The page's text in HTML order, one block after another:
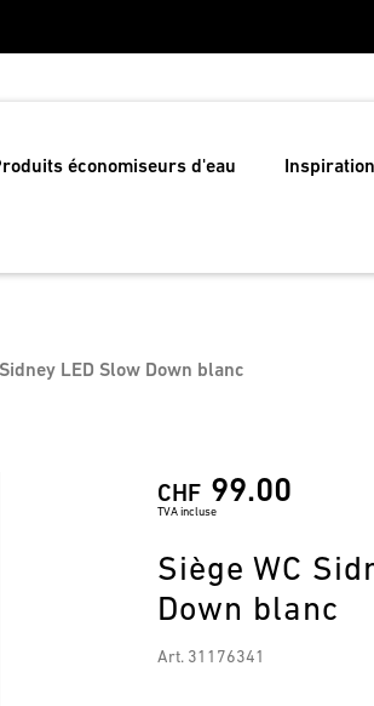
économiseurs d'eau
LED Slow Down blanc
CHF 99.00
TVA incluse
Siège WC
Down blanc
Art. 31176341